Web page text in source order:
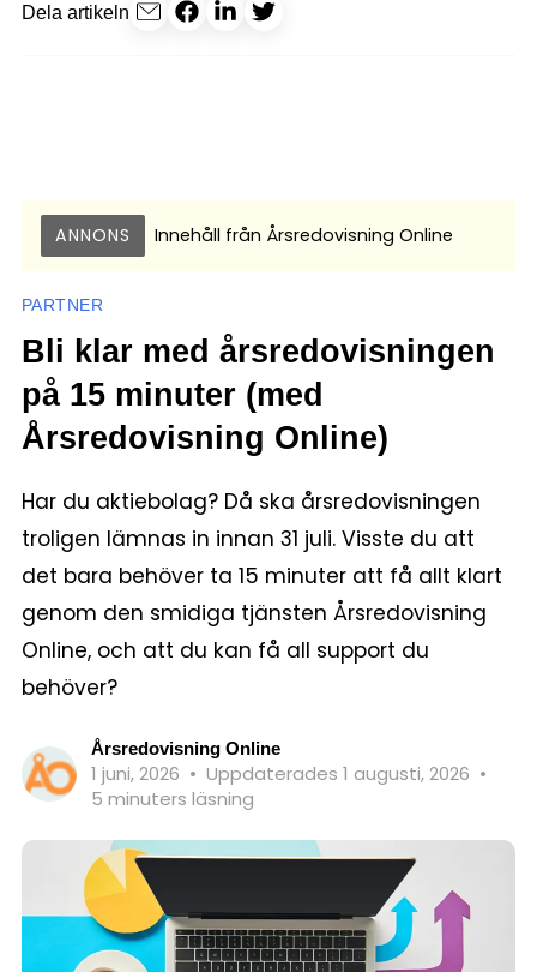
Dela artikeln
ANNONS Innehåll från Årsredovisning Online
PARTNER
Bli klar med årsredovisningen
på 15 minuter (med
Årsredovisning Online)
Har du aktiebolag? Då ska årsredovisningen
troligen lämnas in innan 31 juli. Visste du att
det bara behöver ta 15 minuter att få allt klart
genom den smidiga tjänsten Årsredovisning
Online, och att du kan få all support du
behöver?
Årsredovisning Online
1 juni, 2026 • Uppdaterades 1 augusti, 2026 •
5 minuters läsning